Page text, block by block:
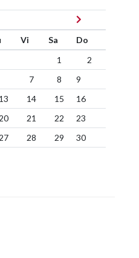
Vi Sa
Do
1
2
7 8
9
13 14 15
16
20 21 22
23
27 28 29
30